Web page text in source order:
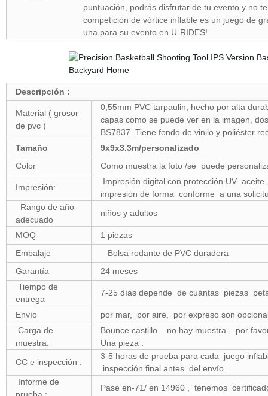
puntuación, podrás disfrutar de tu evento y no
competición de vórtice inflable es un juego de
una para su evento en U-RIDES!
Descripción :
Material ( grosor
de pvc )
0,55mm PVC tarpaulin, hecho por alta
capas como se puede ver en la imagen,
BS7837. Tiene fondo de vinilo y poliéster
Tamaño
9x9x3.3m/personalizado
Color
Como muestra la foto /se puede
Impresión:
Impresión digital con protección UV
impresión de forma conforme a una
Rango de año
adecuado
niños y adultos
MOQ
1 piezas
Embalaje
Bolsa rodante de PVC duradera
Garantía
24 meses
Tiempo de
entrega
7-25 días depende de cuántas piezas
Envío
por mar, por aire, por expreso son
Carga de
muestra:
Bounce castillo no hay muestra , por
Una pieza .
CC e inspección :
3-5 horas de prueba para cada juego
inspección final antes del envío.
Informe de
Pase en-71/ en 14960 , tenemos